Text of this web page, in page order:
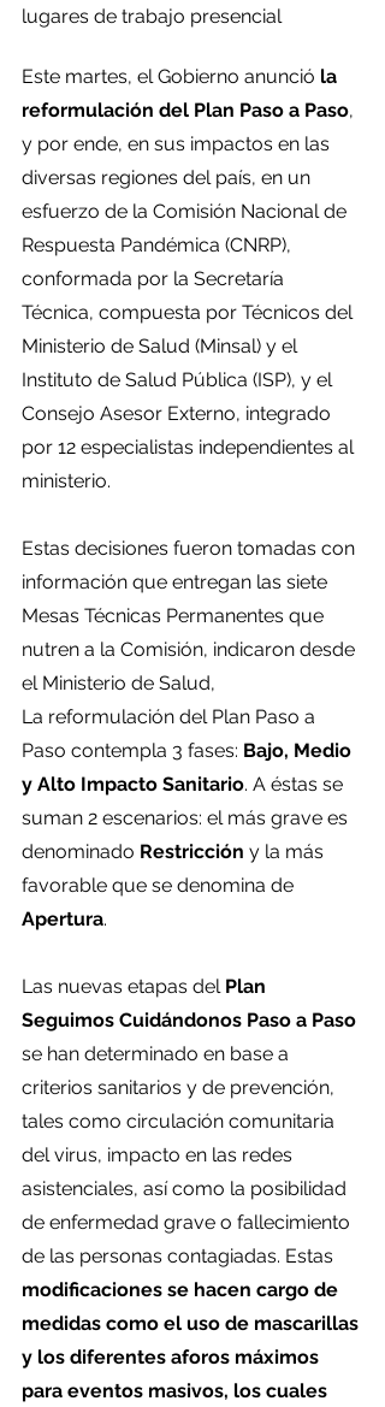
lugares de trabajo presencial
Este martes, el Gobierno anunció la
reformulación del Plan Paso a Paso,
y por ende, en sus impactos en las
diversas regiones del país, en un
esfuerzo de la Comisión Nacional de
Respuesta Pandémica (CNRP),
conformada por la Secretaría
Técnica, compuesta por Técnicos del
Ministerio de Salud (Minsal) y el
Instituto de Salud Pública (ISP), y el
Consejo Asesor Externo, integrado
por 12 especialistas independientes al
ministerio.
Estas decisiones fueron tomadas con
información que entregan las siete
Mesas Técnicas Permanentes que
nutren a la Comisión, indicaron desde
el Ministerio de Salud,
La reformulación del Plan Paso a
Paso contempla 3 fases: Bajo, Medio
y Alto Impacto Sanitario. A éstas se
suman 2 escenarios: el más grave es
denominado Restricción y la más
favorable que se denomina de
Apertura.
Las nuevas etapas del Plan
Seguimos Cuidándonos Paso a Paso
se han determinado en base a
criterios sanitarios y de prevención,
tales como circulación comunitaria
del virus, impacto en las redes
asistenciales, así como la posibilidad
de enfermedad grave o fallecimiento
de las personas contagiadas. Estas
modificaciones se hacen cargo de
medidas como el uso de mascarillas
y los diferentes aforos máximos
para eventos masivos, los cuales